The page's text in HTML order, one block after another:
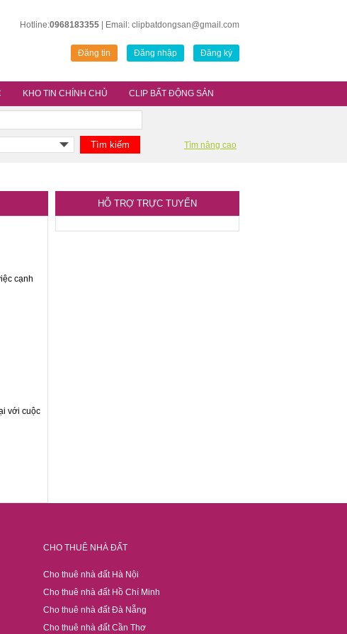
Hotline:0968183355 | Email: clipbatdongsan@gmail.com
Đăng tin Đăng nhập Đăng ký
KHO TIN CHÍNH CHỦ CLIP BẤT ĐỘNG SẢN
Tìm nâng cao
cạnh
với cuộc
HỖ TRỢ TRỰC TUYẾN
CHO THUÊ NHÀ ĐẤT
Cho thuê nhà đất Hà Nội
Cho thuê nhà đất Hồ Chí Minh
Cho thuê nhà đất Đà Nẵng
Cho thuê nhà đất Cần Thơ